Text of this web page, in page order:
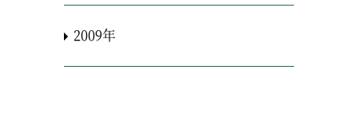
2009年